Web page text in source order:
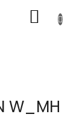
KOŠÍK
W_MH